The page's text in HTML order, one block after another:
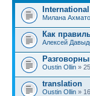
Милана
Как
Алексей
Oustin Ollin »
translation
Oustin Ollin »